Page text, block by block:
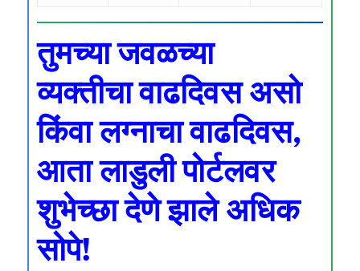
तुमच्या जवळच्या
व्यक्तीचावाढदिवसअसो
किंवालग्नाचा वाढदिवस,
आता लाडुली पोर्टलवर
शुभेच्छा देणे झाले अधिक
सोपे!